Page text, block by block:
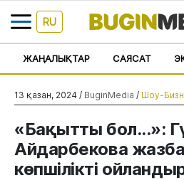
RU
ЖАҢАЛЫҚТАР САЯСАТ
13 қазан, 2024 / BuginMedia / Шоу-
«Бақытты бол...»:
Айдарбекова
көпшілікті